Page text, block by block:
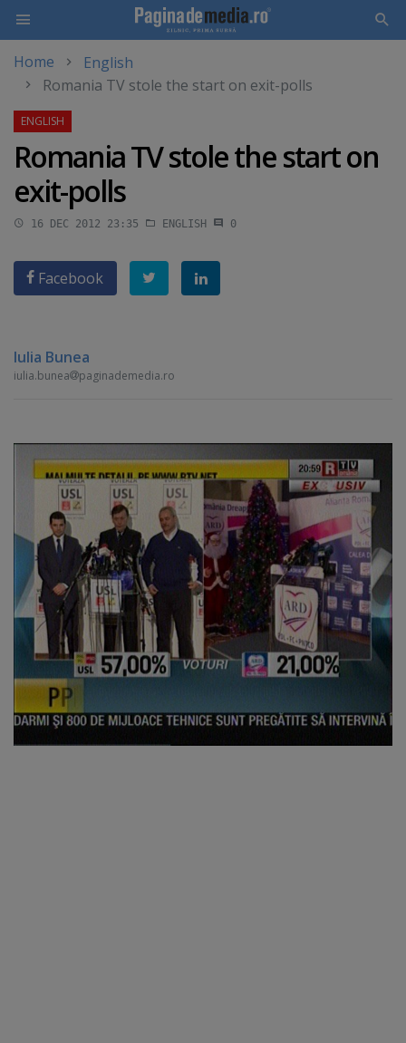
main
Home
English
Romania TV stole the start on exit-polls
Romania TV stole the start on
exit-polls
16 DEC 2012 23:35 ENGLISH 0
Facebook
Iulia Bunea
iulia.bunea paginademedia.ro